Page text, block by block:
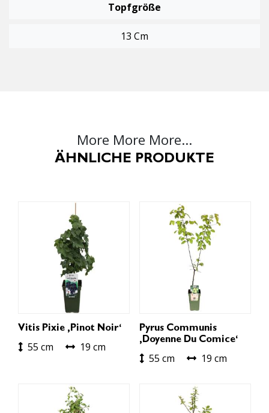
Topfgröße
13 Cm
More More More...
ÄHNLICHE PRODUKTE
Vitis Pixie ‚Pinot Noir‘
55 cm 19 cm
Pyrus Communis
‚Doyenne Du Comice‘
55 cm 19 cm